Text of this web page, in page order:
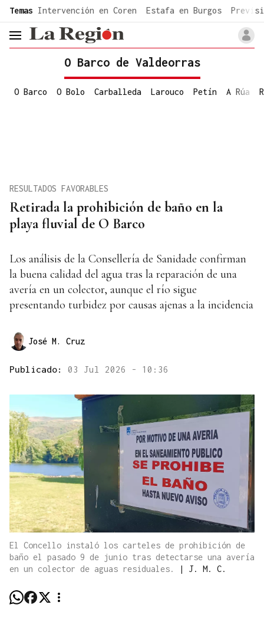
common.go-to-content
Temas Intervención en Coren Estafa en Burgos
header.menu.open
O Barco de Valdeorras
O Barco O Bolo Carballeda Larouco Petín A Rúa
Retirada la prohibición de baño en la
playa fluvial de O Barco
RESULTADOS FAVORABLES
Los análisis de la Consellería de Sanidade confirman
la buena calidad del agua tras la reparación de una
avería en un colector, aunque el río sigue
presentando turbidez por causas ajenas a la incidencia
José M. Cruz
Publicado: 03 Jul 2026 - 10:36
El Concello instaló los carteles de prohibición de
baño el pasado 9 de junio tras detectarse una avería
en un colector de aguas residuales.
| J. M. C.